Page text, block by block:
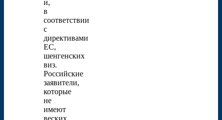
и,
в
соответствии
с
директивами
ЕС,
шенгенских
виз.
Российские
заявители,
которые
не
имеют
веских